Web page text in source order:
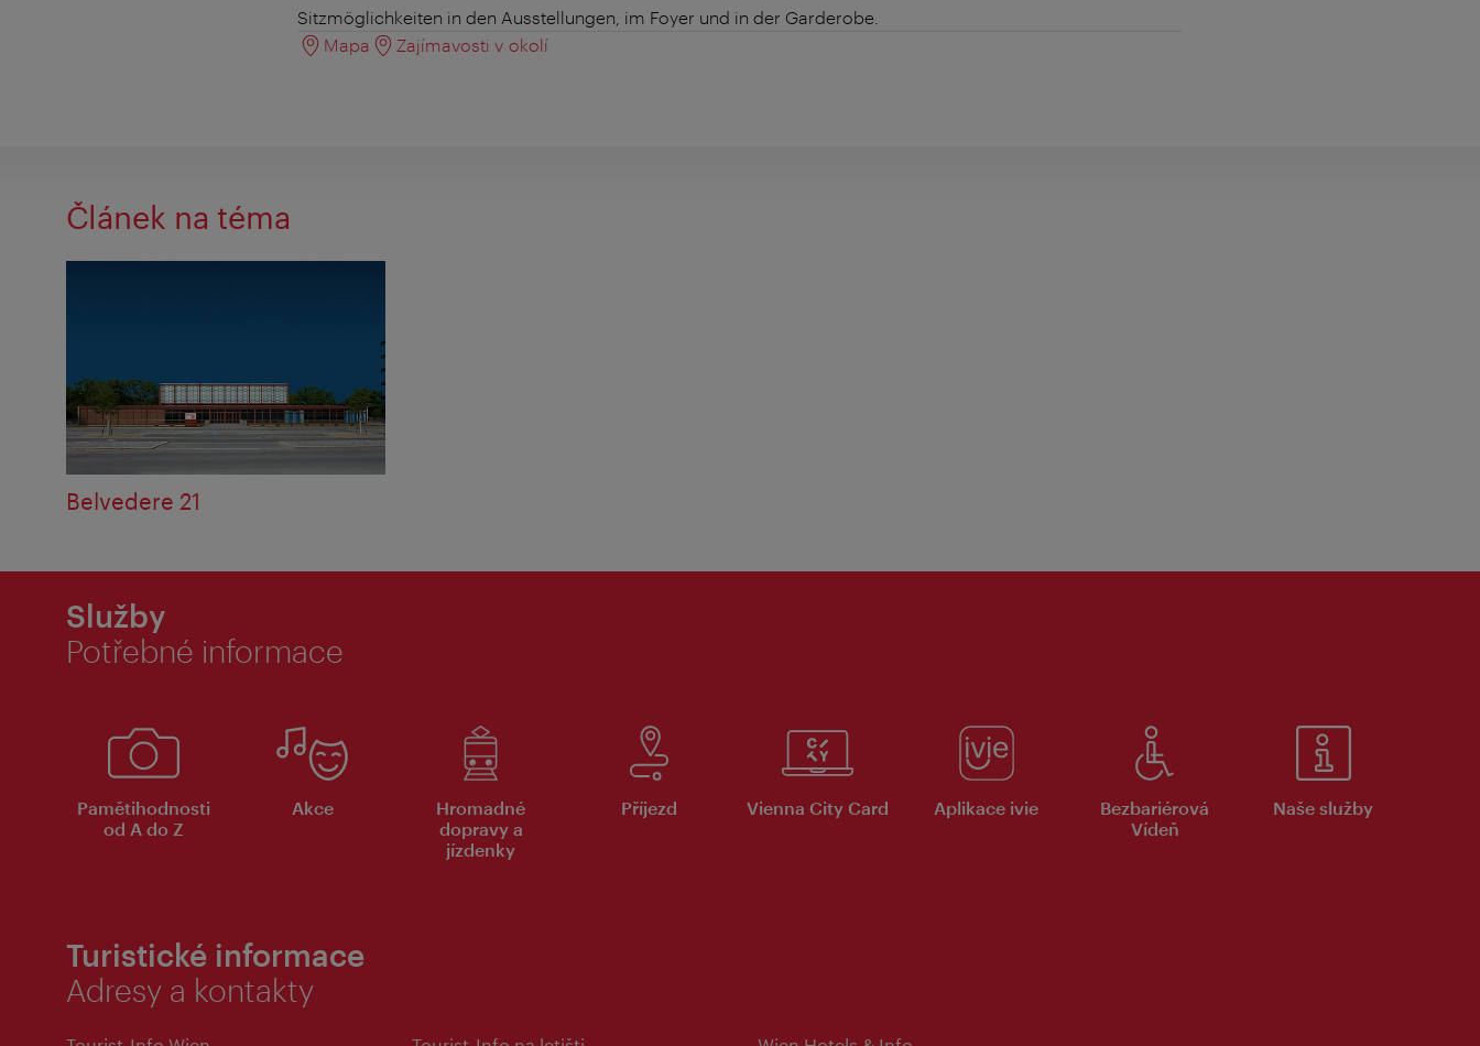
Sitzmöglichkeiten in den Ausstellungen, im Foyer und in der Garderobe.
Mapa
Zajímavosti v okolí
Článek na téma
Belvedere 21
Služby
Potřebné informace
Pamětihodnosti
od A do Z
Akce
Hromadné
dopravy a
jízdenky
Příjezd Vienna City Card Aplikace ivie
Bezbariérová
Vídeň
Naše služby
Turistické informace
Adresy a kontakty